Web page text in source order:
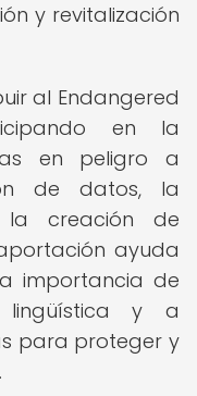
y revitalización
al Endangered
en la
en peligro a
de datos, la
creación de
ayuda
importancia de
lingüística y a
para proteger y